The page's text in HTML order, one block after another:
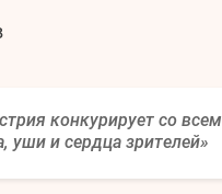
конкурирует со всем
уши и сердца зрителей»